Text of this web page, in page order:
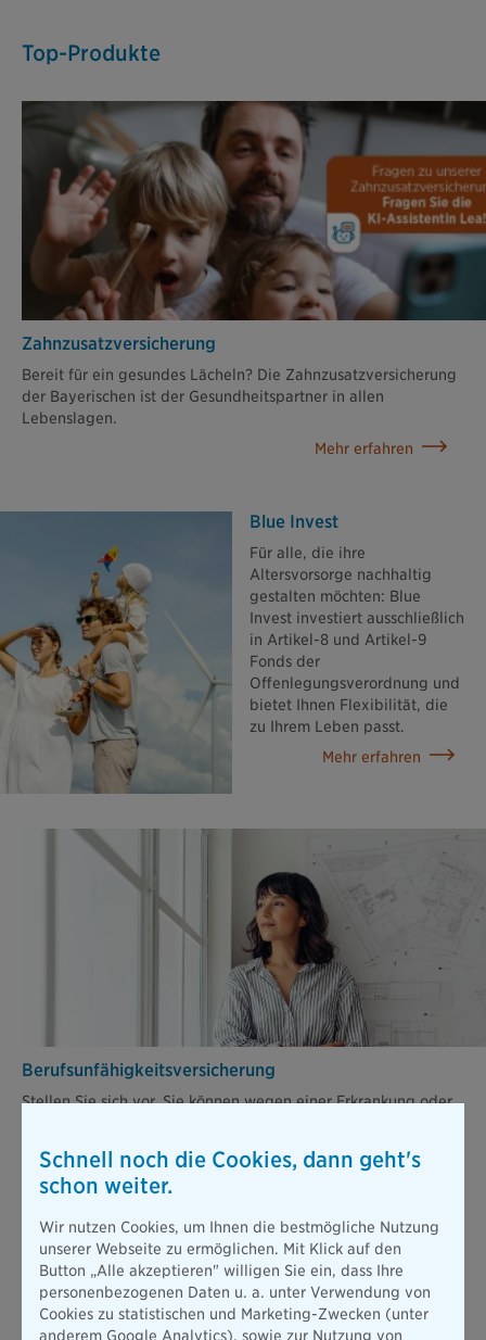
Top-Produkte
Alle Produkte
Zahn­zusatz­versicherung
Bereit für ein gesundes Lächeln? Die Zahnzusatzversicherung
der Bayerischen ist der Gesundheitspartner in allen
Lebenslagen.
Mehr erfahren
Blue Invest
Für alle, die ihre
Altersvorsorge nachhaltig
gestalten möchten: Blue
Invest investiert ausschließlich
in Artikel-8 und Artikel-9
Fonds der
Offenlegungsverordnung und
bietet Ihnen Flexibilität, die
zu Ihrem Leben passt.
Mehr erfahren
Berufsunfähigkeits­versicherung
Stellen Sie sich vor, Sie können wegen einer Erkrankung oder
Lebensstandard zu halten.
Schnell noch die Cookies, dann geht's
schon weiter.
Wir nutzen Cookies, um Ihnen die bestmögliche Nutzung
unserer Webseite zu ermöglichen. Mit Klick auf den
Button „Alle akzeptieren" willigen Sie ein, dass Ihre
personenbezogenen Daten u. a. unter Verwendung von
Cookies zu statistischen und Marketing-Zwecken (unter
anderem Google Analytics), sowie zur Nutzung von